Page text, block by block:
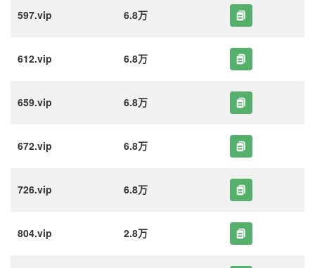
597.vip 6.8万
612.vip 6.8万
659.vip 6.8万
672.vip 6.8万
726.vip 6.8万
804.vip 2.8万